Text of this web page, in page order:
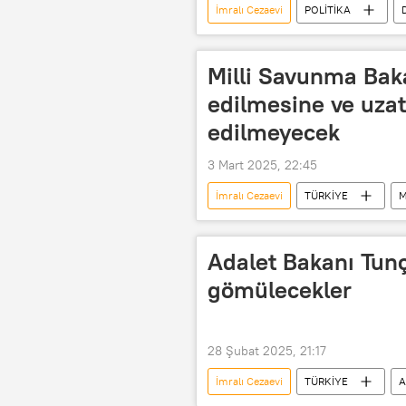
İmralı Cezaevi POLİTİKA
Recep Tayyip Erdoğan
Milli Savunma
edilmesine ve
edilmeyecek
3 Mart 2025, 22:45
İmralı Cezaevi TÜRKİYE
Yaşar Güler
PKK
Adalet Bakanı
gömülecekler
28 Şubat 2025, 21:17
İmralı Cezaevi TÜRKİYE